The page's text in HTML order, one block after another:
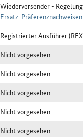
Wiederversender -
Ersatz-Präferenznachweisen
Registrierter Ausführer
Nicht vorgesehen
Nicht vorgesehen
Nicht vorgesehen
Nicht vorgesehen
Nicht vorgesehen